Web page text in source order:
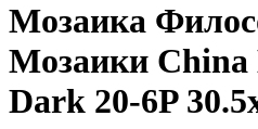
Мозаика
Мозаики China
Dark 20-6P